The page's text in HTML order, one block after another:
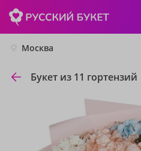
Москва
Букет из 11 гортензий